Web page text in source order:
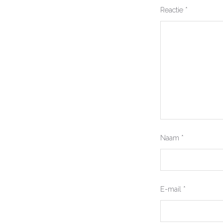
Reactie *
Naam *
E-mail *